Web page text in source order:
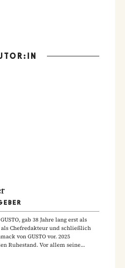
gab 38 Jahre lang erst als
Chefredakteur und schließlich
von GUSTO vor. 2025
Ruhestand. Vor allem seine